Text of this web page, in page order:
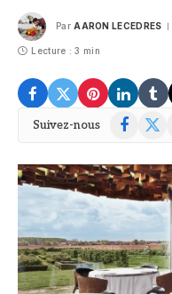
Par AARON LECEDRES
Lecture : 3 min
Suivez-nous Facebook
X
© DR